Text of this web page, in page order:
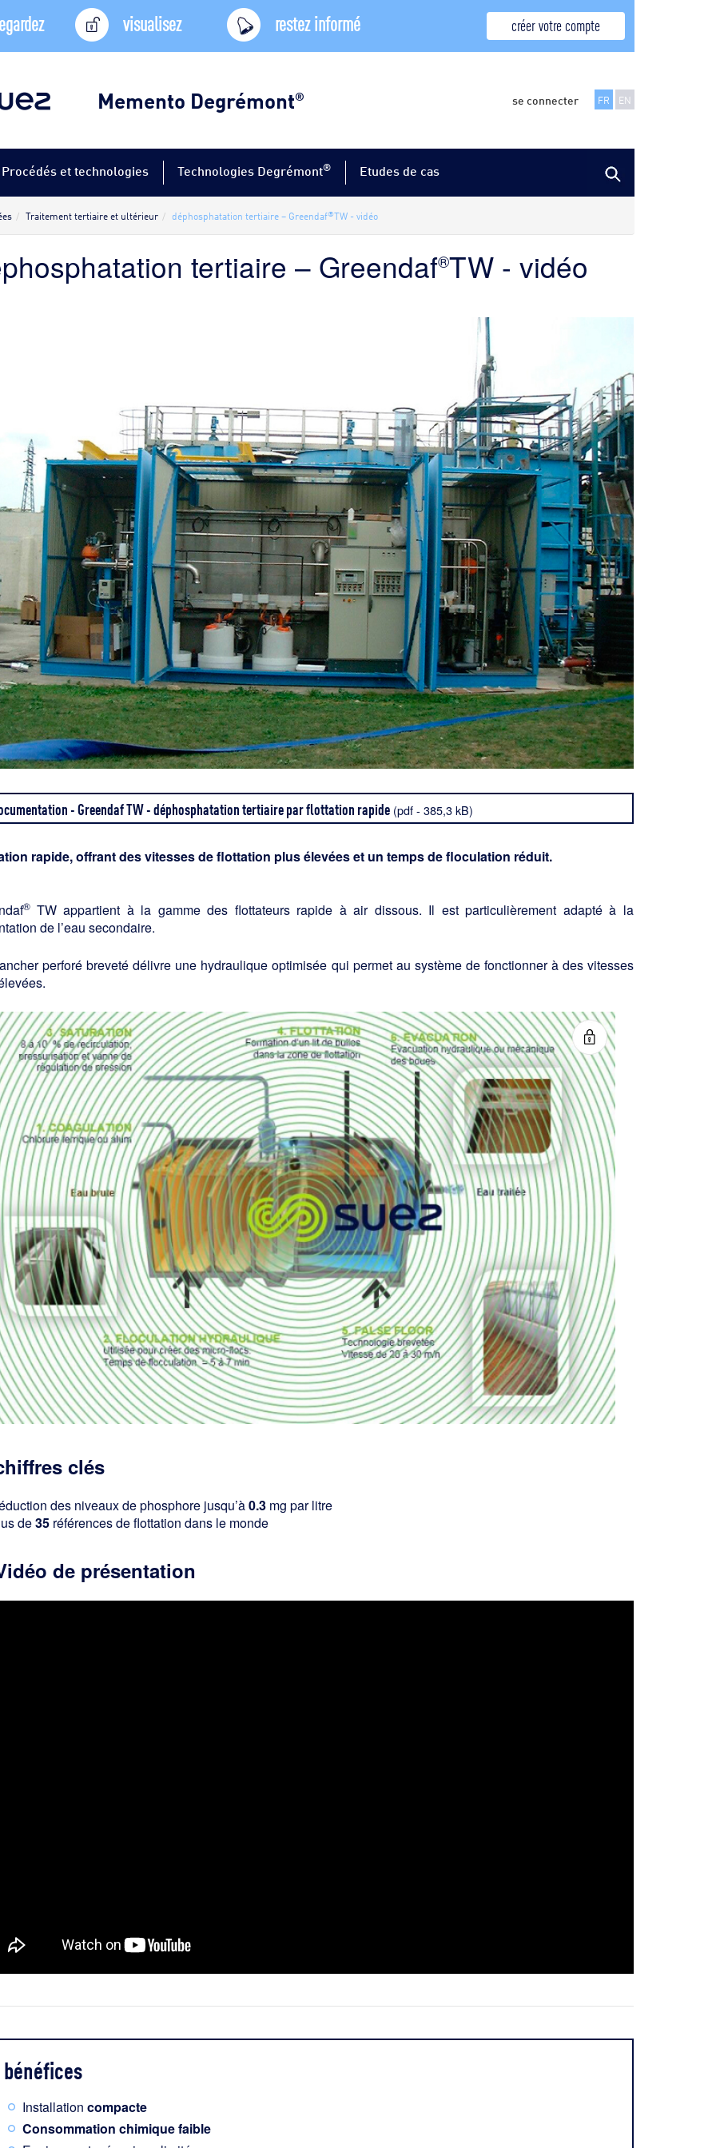
visualisez restez informé créer votre compte
Memento Degrémont® se connecter FR EN
Procédés et technologies Technologies Degrémont® Etudes de cas
Traitement tertiaire et ultérieur déphosphatation tertiaire – Greendaf®TW - vidéo
tertiaire – Greendaf®TW - vidéo
- Greendaf TW - déphosphatation tertiaire par flottation rapide (pdf - 385,3 kB)
rapide, offrant des vitesses de flottation plus élevées et un temps de floculation réduit.
® TW appartient à la gamme des flottateurs rapide à air dissous. Il est particulièrement adapté à la
de l’eau secondaire.
perforé breveté délivre une hydraulique optimisée qui permet au système de fonctionner à des vitesses
clés
des niveaux de phosphore jusqu’à0.3 mg par litre
de35 références de flottation dans le monde
de présentation
bénéfices
Installation compacte
Consommation chimique faible